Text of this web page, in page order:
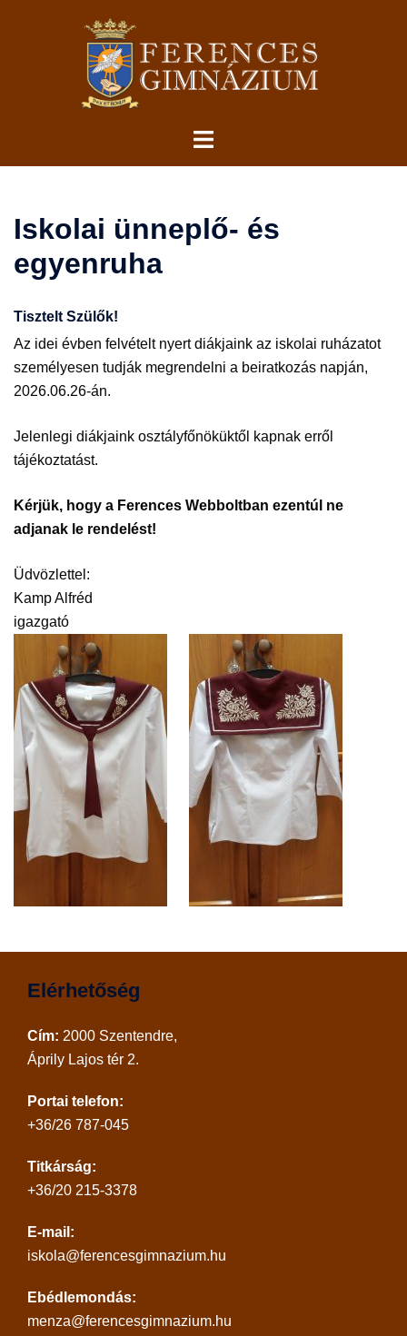
Toggle
Iskolai ünneplő- és
egyenruha
Tisztelt Szülők!
Az idei évben felvételt nyert diákjaink az iskolai ruházatot
személyesen tudják megrendelni a beiratkozás napján,
2026.06.26-án.
Jelenlegi diákjaink osztályfőnöküktől kapnak erről
tájékoztatást.
Kérjük, hogy a Ferences Webboltban ezentúl ne
adjanak le rendelést!
Üdvözlettel:
Kamp Alfréd
igazgató
Elérhetőség
Cím: 2000 Szentendre,
Áprily Lajos tér 2.
Portai telefon:
+36/26 787-045
Titkárság:
+36/20 215-3378
E-mail:
iskola@ferencesgimnazium.hu
Ebédlemondás:
menza@ferencesgimnazium.hu